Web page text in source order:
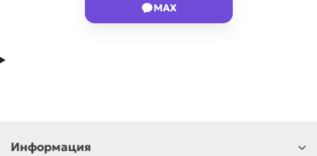
MAX
Информация